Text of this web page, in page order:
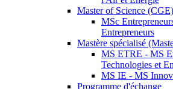
Master of Science (CGE)
MSc
Entrepreneurs
Mastère spécialisé
MS ETRE - MS
Technologies et
MS IE - MS
Programme d'échange